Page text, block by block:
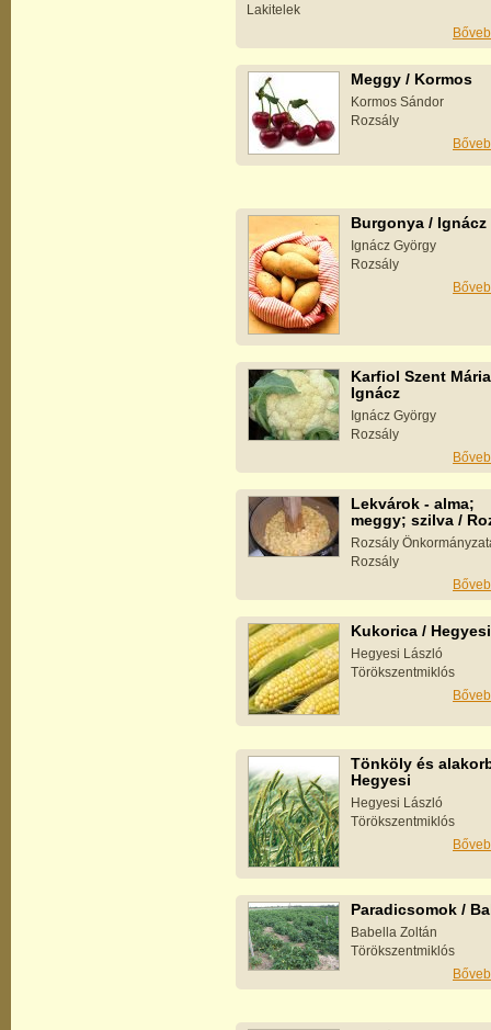
Lakitelek
Meggy / Kormos
Kormos Sándor
Rozsály
Burgonya / Ignácz
Ignácz György
Rozsály
Karfiol Szent
Ignácz
Ignácz György
Rozsály
Lekvárok - alma;
meggy; szilva /
Rozsály
Rozsály
Kukorica / Hegyesi
Hegyesi László
Törökszentmiklós
Tönköly és
Hegyesi
Hegyesi László
Törökszentmiklós
Paradicsomok /
Babella Zoltán
Törökszentmiklós